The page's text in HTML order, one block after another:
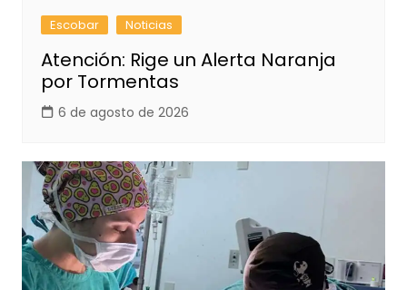
Escobar Noticias
Atención: Rige un Alerta Naranja
por Tormentas
6 de agosto de 2026